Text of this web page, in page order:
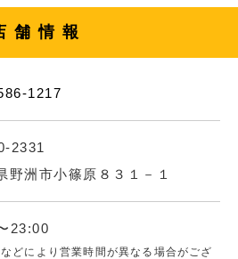
舗情報
1217
2331
野洲市小篠原８３１－１
23:00
どにより営業時間が異なる場合がござ